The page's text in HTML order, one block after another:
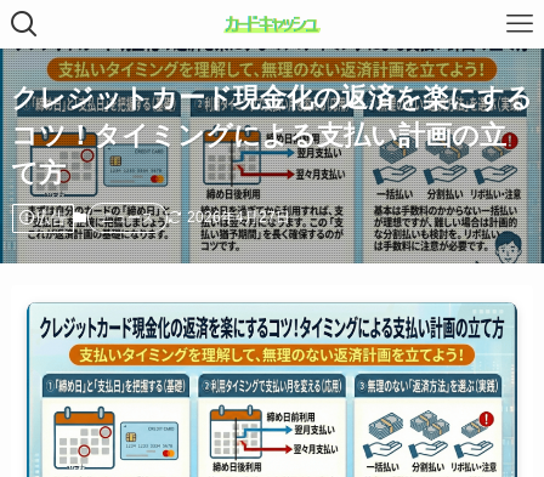
クレジットカード現金化の返済を楽にする
コツ！タイミングによる支払い計画の立
て方
広告 ニュース 2026年4月27日